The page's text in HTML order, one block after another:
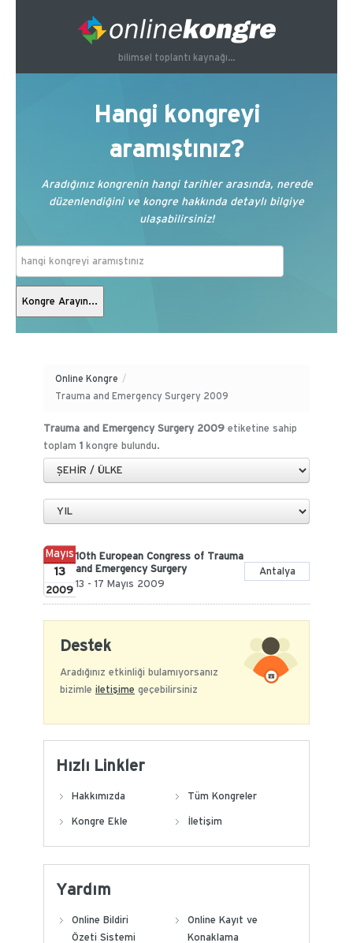
bilimsel toplantı kaynağı...
Hangi kongreyi
aramıştınız?
Aradığınız kongrenin hangi tarihler arasında, nerede
düzenlendiğini ve kongre hakkında detaylı bilgiye
ulaşabilirsiniz!
Online Kongre
/
Trauma and Emergency Surgery 2009
Trauma and Emergency Surgery 2009 etiketine sahip
toplam 1 kongre bulundu.
Mayıs
13
2009
10th European Congress of Trauma
and Emergency Surgery
13 - 17 Mayıs 2009
Antalya
Destek
Aradığınız etkinliği bulamıyorsanız
bizimle iletişime geçebilirsiniz
Hızlı Linkler
Hakkımızda Tüm Kongreler
Kongre Ekle İletişim
Yardım
Online Bildiri
Özeti Sistemi
Online Kayıt ve
Konaklama